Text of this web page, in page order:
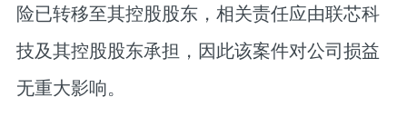
险已转移至其控股股东，相关责任应由联芯科
技及其控股股东承担，因此该案件对公司损益
无重大影响。